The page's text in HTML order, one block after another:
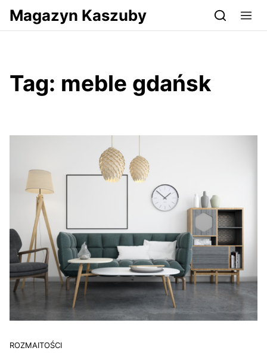
Przejdź do serwisu magazynkaszuby.pl
Magazyn Kaszuby
Tag: meble gdańsk
ROZMAITOŚCI